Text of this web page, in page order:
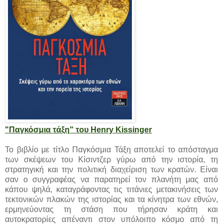
"Παγκόσμια τάξη" του Henry Kissinger
Το βιβλίο με τίτλο Παγκόσμια Τάξη αποτελεί το απόσταγμα
των σκέψεων του Κίσιντζερ γύρω από την ιστορία, τη
στρατηγική και την πολιτική διαχείριση των κρατών. Είναι
σαν ο συγγραφέας να παρατηρεί τον πλανήτη μας από
κάπου ψηλά, καταγράφοντας τις τιτάνιες μετακινήσεις των
τεκτονικών πλακών της ιστορίας και τα κίνητρα των εθνών,
ερμηνεύοντας τη στάση που τήρησαν κράτη και
αυτοκρατορίες απέναντι στον υπόλοιπο κόσμο από τη